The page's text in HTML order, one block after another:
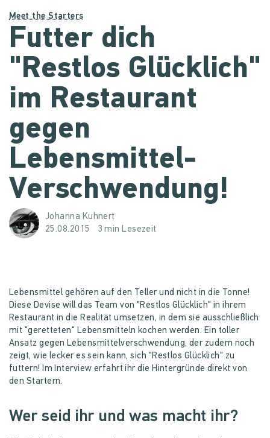
Meet the Starters
Futter dich
"Restlos Glücklich"
im Restaurant
gegen
Lebensmittel-
Verschwendung!
Johanna Kuhnert
25.08.2015
3 min Lesezeit
Lebensmittel gehören auf den Teller und nicht in die Tonne!
Diese Devise will das Team von "Restlos Glücklich" in ihrem
Restaurant in die Realität umsetzen, in dem sie ausschließlich
mit "geretteten" Lebensmitteln kochen werden. Ein toller
Ansatz gegen Lebensmittelverschwendung, der zudem noch
zeigt, wie lecker es sein kann, sich "Restlos Glücklich" zu
futtern! Im Interview erfahrt ihr die Hintergründe direkt von
den Startern.
Wer seid ihr und was macht ihr?